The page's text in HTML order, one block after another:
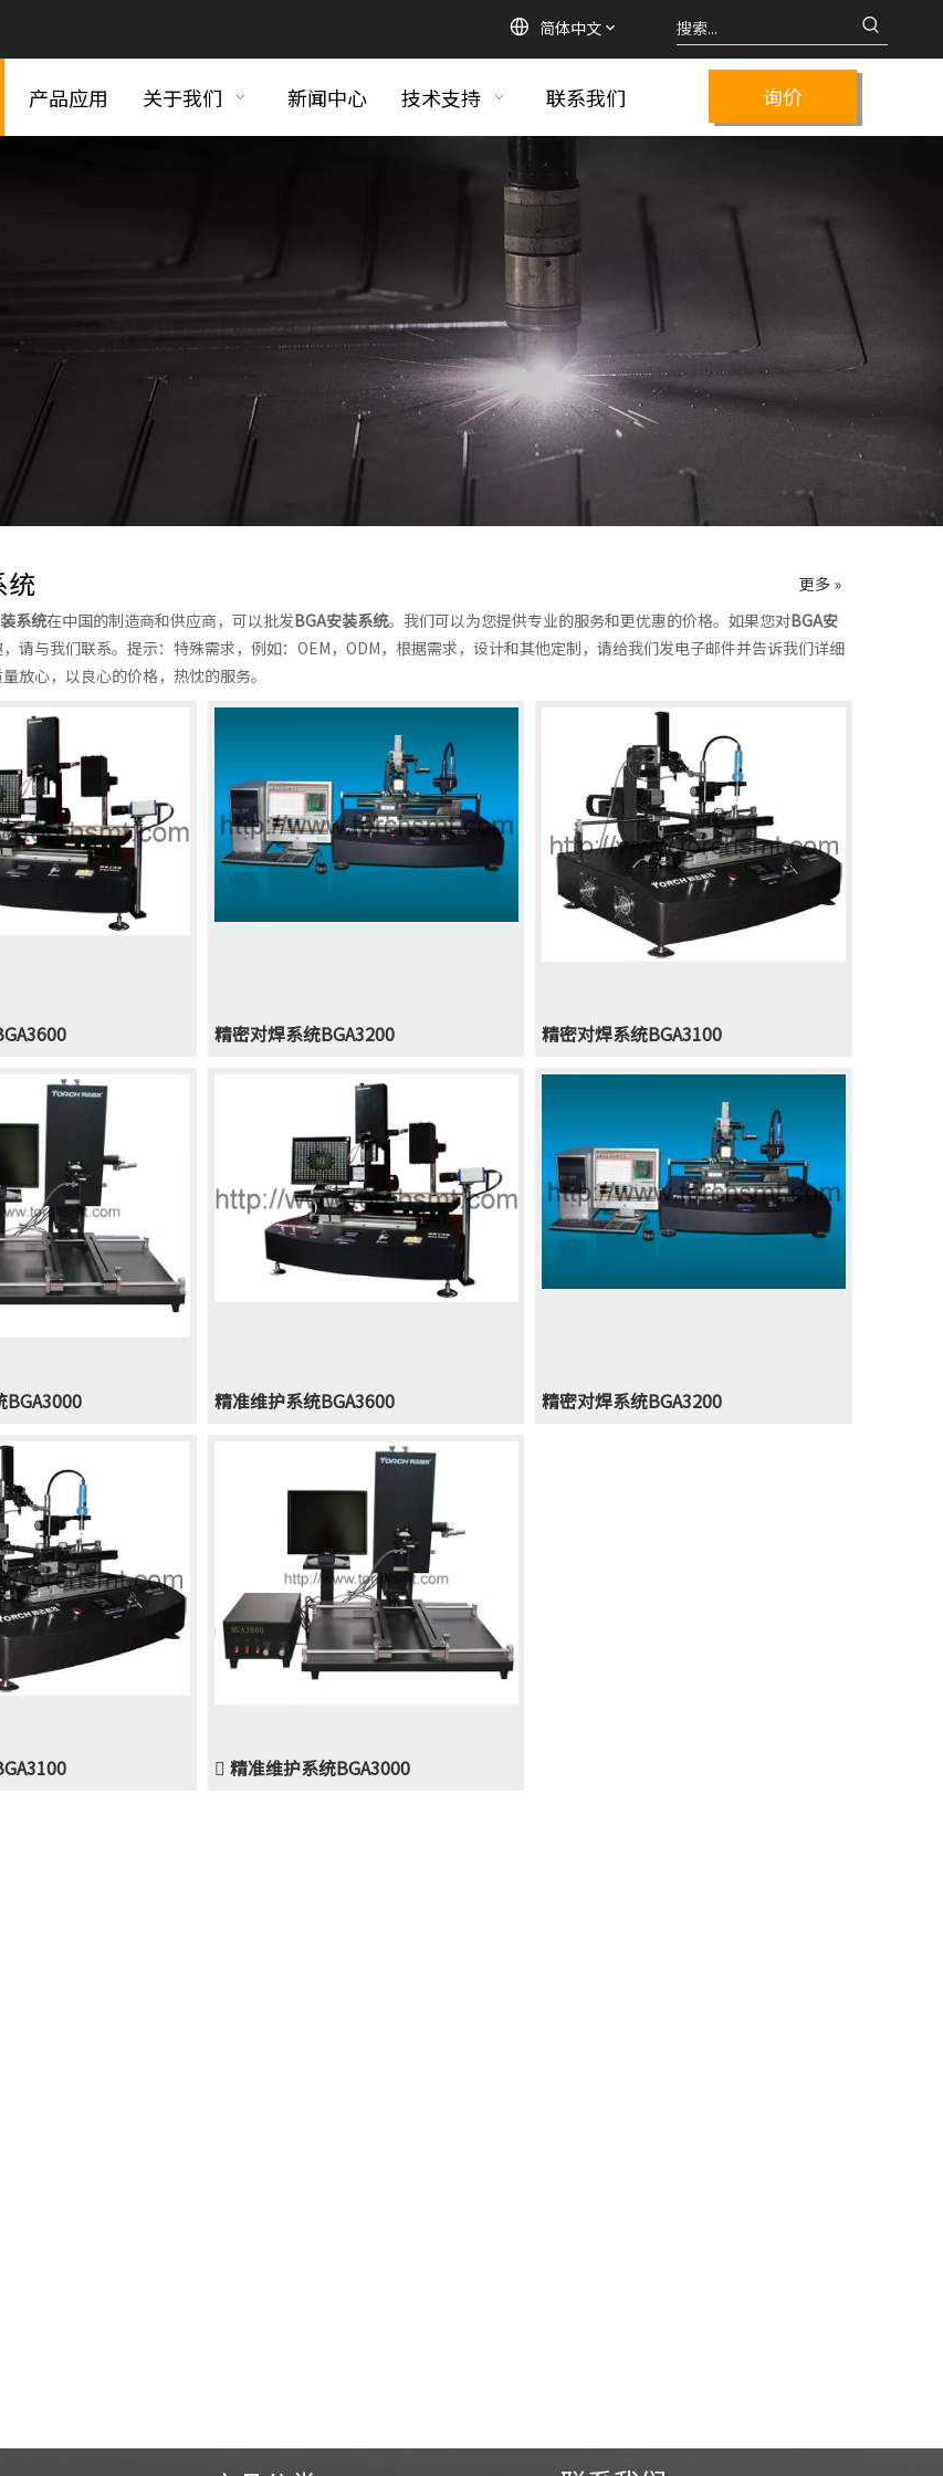
简体中文
产品应用 关于我们 新闻中心 技术支持 联系我们 询价
统
更多 »
系统在中国的制造商和供应商，可以批发BGA安装系统。我们可以为您提供专业的服务和更优惠的价格。如果您对BGA安
请与我们联系。提示：特殊需求，例如：OEM，ODM，根据需求，设计和其他定制，请给我们发电子邮件并告诉我们详细
放心，以良心的价格，热忱的服务。
精密对焊系统BGA3200 精密对焊系统BGA3100
BGA3000 精准维护系统BGA3600 精密对焊系统BGA3200
 精准维护系统BGA3000